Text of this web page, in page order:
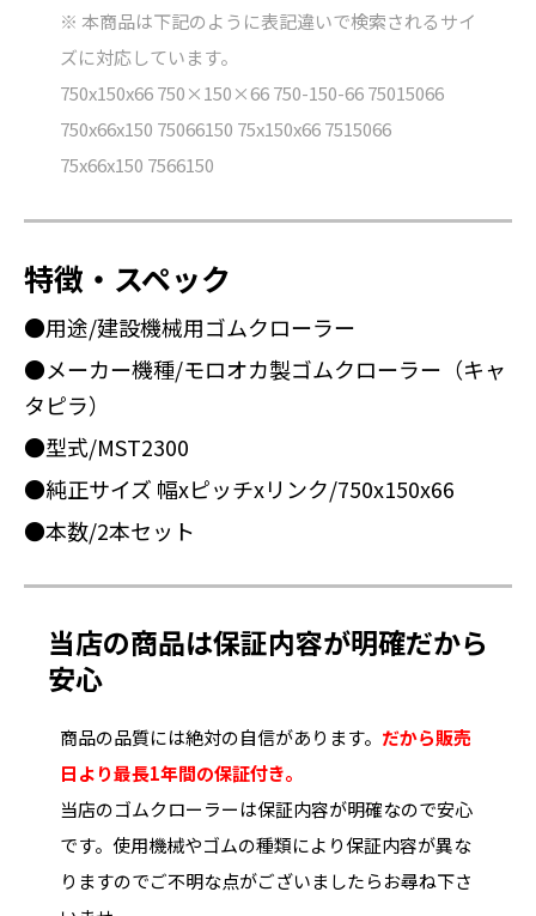
※ 本商品は下記のように表記違いで検索されるサイ
ズに対応しています。
750x150x66 750×150×66 750-150-66 75015066
750x66x150 75066150 75x150x66 7515066
75x66x150 7566150
特徴・スペック
●用途/建設機械用ゴムクローラー
●メーカー機種/モロオカ製ゴムクローラー（キャ
タピラ）
●型式/MST2300
●純正サイズ 幅xピッチxリンク/750x150x66
●本数/2本セット
当店の商品は保証内容が明確だから
安心
商品の品質には絶対の自信があります。 だから販売
日より最長1年間の保証付き。
当店のゴムクローラーは保証内容が明確なので安心
です。使用機械やゴムの種類により保証内容が異な
りますのでご不明な点がございましたらお尋ね下さ